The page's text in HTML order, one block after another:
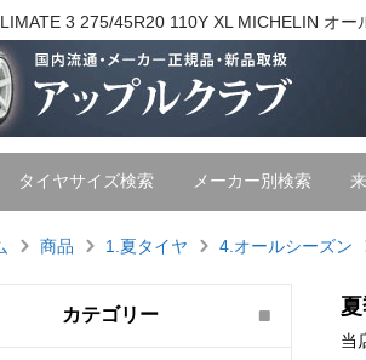
3 275/45R20 110Y XL MICHELIN オ
タイヤサイズ検索 メーカー別検索
商品 1.夏タイヤ 4.オールシーズン
当
カテゴリー